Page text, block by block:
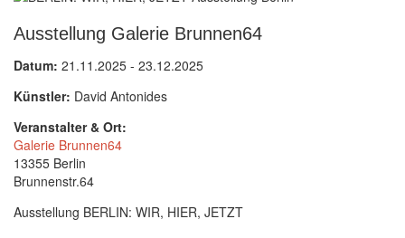
Ausstellung Galerie Brunnen64
Datum: 21.11.2025 - 23.12.2025
Künstler: David Antonides
Veranstalter & Ort:
Galerie Brunnen64
13355 Berlin
Brunnenstr.64
Ausstellung BERLIN: WIR, HIER, JETZT